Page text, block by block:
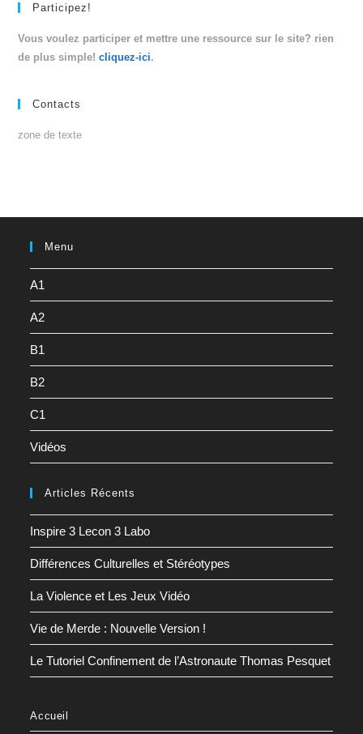
Participez!
Vous voulez participer et mettre une ressource sur le site? rien
de plus simple!cliquez-ici.
Contacts
zone de texte
Menu
A1
A2
B1
B2
C1
Vidéos
Articles Récents
Inspire 3 Lecon 3 Labo
Différences Culturelles et Stéréotypes
La Violence et Les Jeux Vidéo
Vie de Merde : Nouvelle Version !
Le Tutoriel Confinement de l’Astronaute Thomas Pesquet
Accueil